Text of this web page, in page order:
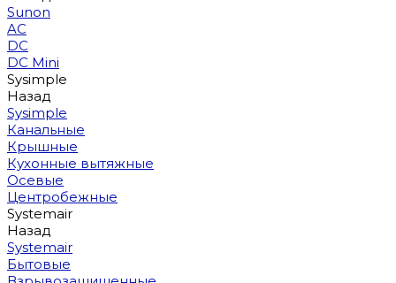
Sunon
AC
DC
DC Mini
Sysimple
Назад
Sysimple
Канальные
Крышные
Кухонные вытяжные
Осевые
Центробежные
Systemair
Назад
Systemair
Бытовые